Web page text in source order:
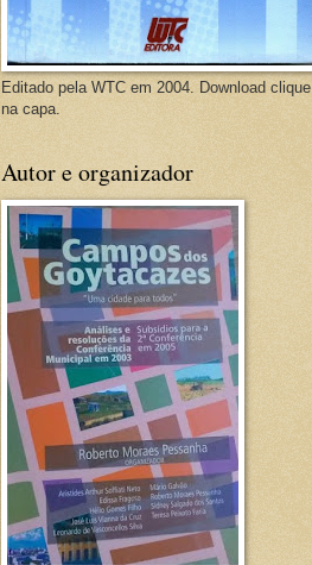
Editado pela WTC em 2004. Download clique
na capa.
Autor e organizador